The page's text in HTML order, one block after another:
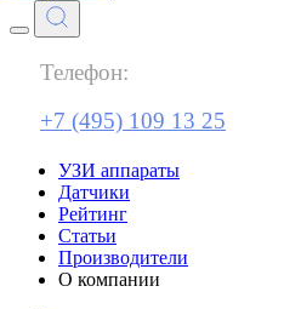
Телефон:
+7 (495) 109 13 25
УЗИ аппараты
Датчики
Рейтинг
Статьи
Производители
О компании